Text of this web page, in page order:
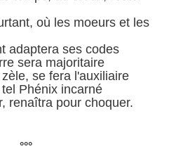
où les moeurs et les
adaptera ses codes
sera majoritaire
se fera l'auxiliaire
Phénix incarné
renaîtra pour choquer.